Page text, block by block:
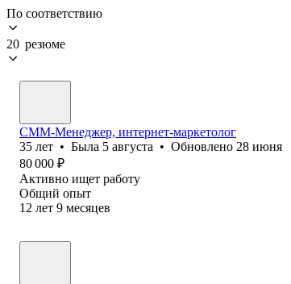
По соответствию
20 резюме
СММ-Менеджер, интернет-маркетолог
35 лет • Была 5 августа • Обновлено 28 июня
80 000 ₽
Активно ищет работу
Общий опыт
12 лет 9 месяцев